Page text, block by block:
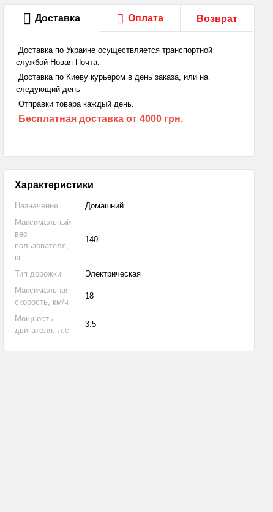
Доставка Оплата Возврат
Доставка по Украине осуществляется транспортной
службой Новая Почта.
Доставка по Киеву курьером в день заказа, или на
следующий день
Отправки товара каждый день.
Бесплатная доставка от 4000 грн.
Характеристики
Назначение
Домашний
Максимальный
вес
пользователя,
кг
140
Тип дорожки
Электрическая
Максимальная
скорость, км/ч
18
Мощность
двигателя, л.с
3.5